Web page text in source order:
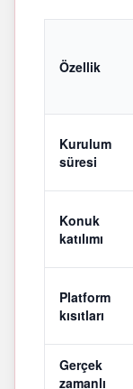
Özellik
Kurulum
süresi
Konuk
katılımı
Platform
kısıtları
Gerçek
zamanlı